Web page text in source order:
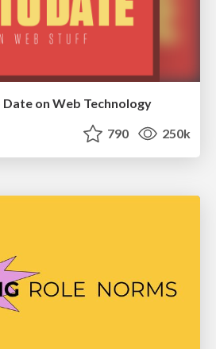
Date on Web Technology
790 250k